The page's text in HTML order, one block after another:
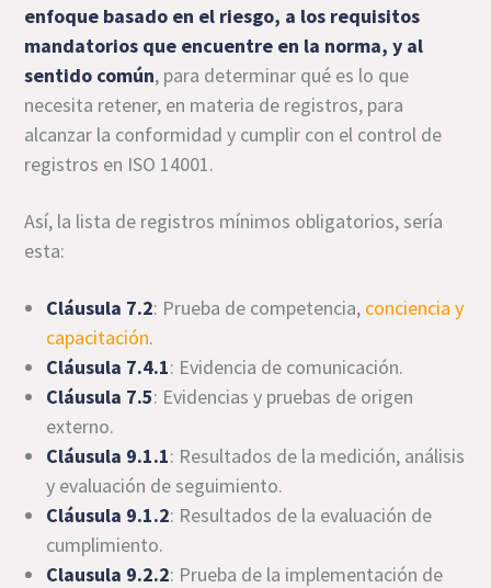
enfoque basado en el riesgo, a los requisitos
mandatorios que encuentre en la norma, y al
sentido común, para determinar qué es lo que
necesita retener, en materia de registros, para
alcanzar la conformidad y cumplir con el control de
registros en ISO 14001.
Así, la lista de registros mínimos obligatorios, sería
esta:
Cláusula 7.2: Prueba de competencia, conciencia y
capacitación.
Cláusula 7.4.1: Evidencia de comunicación.
Cláusula 7.5: Evidencias y pruebas de origen
externo.
Cláusula 9.1.1: Resultados de la medición, análisis
y evaluación de seguimiento.
Cláusula 9.1.2: Resultados de la evaluación de
cumplimiento.
Clausula 9.2.2: Prueba de la implementación de